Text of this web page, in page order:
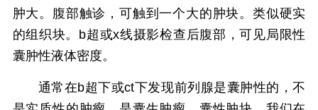
肿大。腹部触诊，可触到一个大的肿块。类似硬实
的组织块。b超或x线摄影检查后腹部，可见局限性
囊肿性液体密度。
通常在b超下或ct下发现前列腺是囊肿性的，不